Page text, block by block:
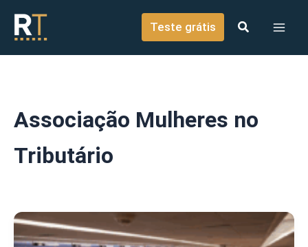
conteúdo
Teste grátis
Associação Mulheres no
Tributário